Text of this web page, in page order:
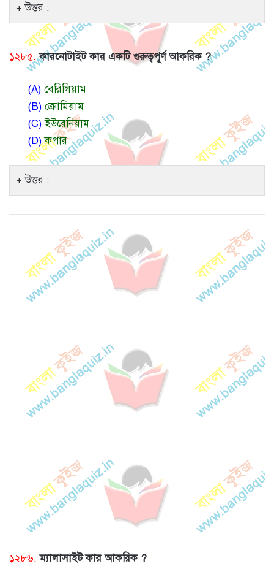
উত্তর :
১২৮৫. কারনোটাইট কার একটি গুরুত্বপূর্ণ আকরিক ?
(A) বেরিলিয়াম
(B) ক্রোমিয়াম
(C)ইউরেনিয়াম
(D)কপার
উত্তর :
১২৮৬. ম্যালাসাইট কার আকরিক ?